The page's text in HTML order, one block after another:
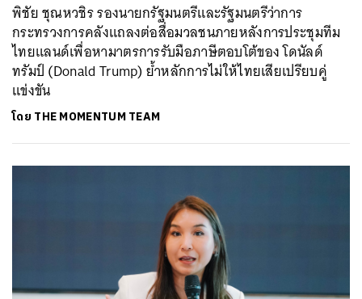
พิชัย ชุณหวชิร รองนายกรัฐมนตรีและรัฐมนตรีว่าการ
กระทรวงการคลังแถลงต่อสื่อมวลชนภายหลังการประชุมทีม
ไทยแลนด์เพื่อหามาตรการรับมือภาษีตอบโต้ของ โดนัลด์
ทรัมป์ (Donald Trump) ย้ำหลักการไม่ให้ไทยเสียเปรียบคู่
แข่งขัน
โดย THE MOMENTUM TEAM